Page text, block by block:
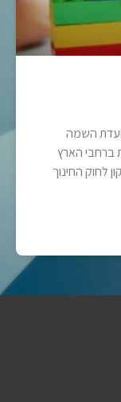
ועדת השמה
ברחבי הארץ
לחוק החינוך